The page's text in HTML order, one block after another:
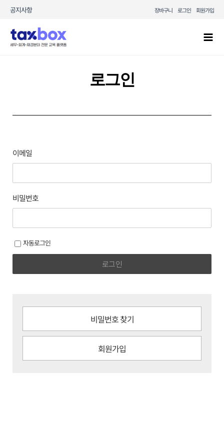
콘텐츠로
공지사항 장바구니 로그인 회원가입
로그인
이메일
비밀번호
자동로그인
로그인
비밀번호 찾기
회원가입